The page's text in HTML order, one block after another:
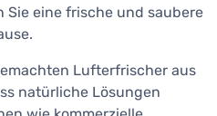
Sie eine frische und saubere
Lufterfrischer aus
natürliche Lösungen